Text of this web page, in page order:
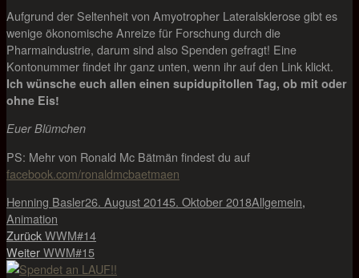
Aufgrund der Seltenheit von Amyotropher Lateralsklerose gibt es
wenige ökonomische Anreize für Forschung durch die
Pharmaindustrie, darum sind also Spenden gefragt! Eine
Kontonummer findet ihr ganz unten, wenn ihr auf den Link klickt.
Ich wünsche euch allen einen supidupitollen Tag, ob mit oder
ohne Eis!
Euer Blümchen
PS: Mehr von Ronald Mc Bätmän findest du auf
facebook.com/ronaldmcbaetmaen
Autor
Henning BaslerVeröffentlicht
26. August 20145. Oktober 2018Kategorien
Allgemein,
Animation
Beitragsnavigation
ZurückVorheriger
Beitrag:
WWM#14
WeiterNächster
Beitrag:
WWM#15